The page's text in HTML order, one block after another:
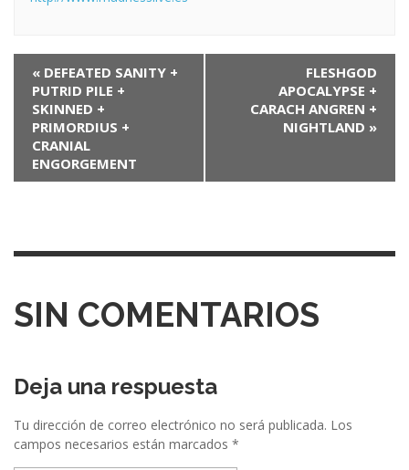
g
c
ó
n
t
« DEFEATED SANITY +
PUTRID PILE +
SKINNED +
PRIMORDIUS +
CRANIAL
ENGORGEMENT
FLESHGOD
APOCALYPSE +
CARACH ANGREN +
NIGHTLAND »
SIN COMENTARIOS
Deja una respuesta
Tu dirección de correo electrónico no será publicada. Los
campos necesarios están marcados *